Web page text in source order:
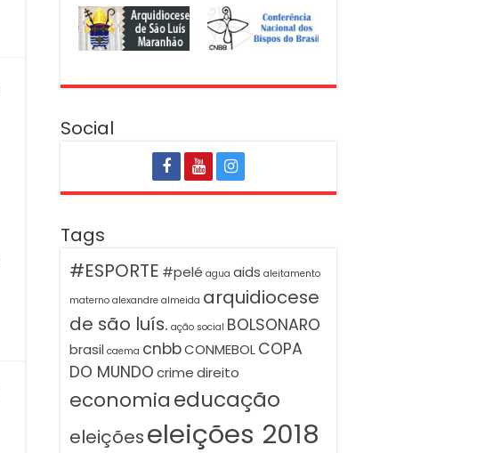
Social
Tags
#ESPORTE #pelé agua aids aleitamento
materno alexandre almeida arquidiocese
de são luís. ação social BOLSONARO
brasil caema cnbbCONMEBOLCOPA
DO MUNDOcrimedireito
economiaeducação
eleiçõeseleições 2018